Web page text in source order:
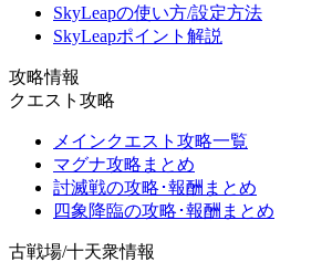
SkyLeapの使い方/設定方法
SkyLeapポイント解説
攻略情報
クエスト攻略
メインクエスト攻略一覧
マグナ攻略まとめ
討滅戦の攻略･報酬まとめ
四象降臨の攻略･報酬まとめ
古戦場/十天衆情報